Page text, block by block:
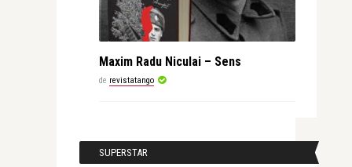
Maxim Radu Niculai – Sens
de revistatango
SUPERSTAR